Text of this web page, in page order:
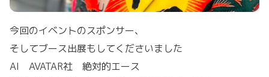
今回のイベントのスポンサー、
そしてブース出展もしてくださいました
AI AVATAR社 絶対的エース